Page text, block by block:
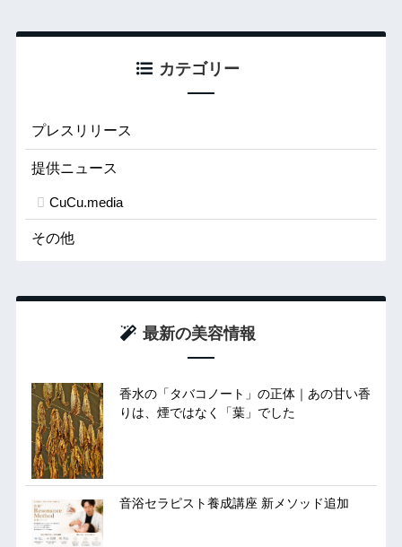
カテゴリー
プレスリリース
提供ニュース
CuCu.media
その他
最新の美容情報
香水の「タバコノート」の正体｜あの甘い香
りは、煙ではなく「葉」でした
音浴セラピスト養成講座 新メソッド追加